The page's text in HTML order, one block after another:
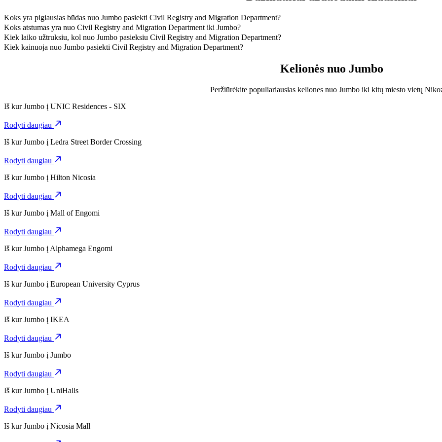
Koks yra pigiausias būdas nuo Jumbo pasiekti Civil Registry and Migration Department?
Pasirinkdami kategoriją 4-Seater, nuo Jumbo iki Civil Registry and Migration Department nukeliausite pigiausiai. Kelionė kainuos maždaug
Koks atstumas yra nuo Civil Registry and Migration Department iki Jumbo?
Nuo Jumbo iki Civil Registry and Migration Department yra maždaug 4,6 km.
Kiek laiko užtruksiu, kol nuo Jumbo pasieksiu Civil Registry and Migration Department?
Pasirinkdami kategoriją 4-Seater, nuo Jumbo iki Civil Registry and Migration Department nukeliausite maždaug per 10 min..
Kiek kainuoja nuo Jumbo pasiekti Civil Registry and Migration Department?
Kelionės nuo Jumbo
Peržiūrėkite populiariausias keliones nuo Jumbo iki kitų miesto vietų
Iš kur Jumbo į UNIC Residences - SIX
Rodyti daugiau
Iš kur Jumbo į Ledra Street Border Crossing
Rodyti daugiau
Iš kur Jumbo į Hilton Nicosia
Rodyti daugiau
Iš kur Jumbo į Mall of Engomi
Rodyti daugiau
Iš kur Jumbo į Alphamega Engomi
Rodyti daugiau
Iš kur Jumbo į European University Cyprus
Rodyti daugiau
Iš kur Jumbo į IKEA
Rodyti daugiau
Iš kur Jumbo į Jumbo
Rodyti daugiau
Iš kur Jumbo į UniHalls
Rodyti daugiau
Iš kur Jumbo į Nicosia Mall